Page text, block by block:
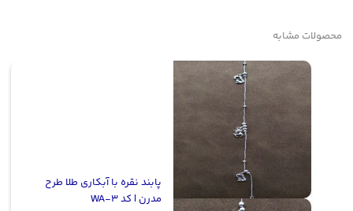
محصولات مشابه
پابند نقره با آبکاری طلا طرح
مدرن | کد WA-3